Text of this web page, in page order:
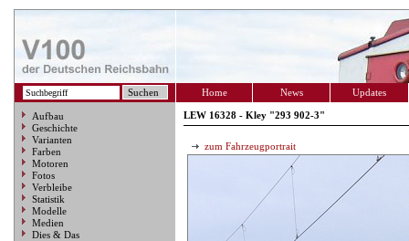
Home News Updates
Aufbau
Geschichte
Varianten
Farben
Motoren
Fotos
Verbleibe
Statistik
Modelle
Medien
Dies & Das
LEW 16328 - Kley "293 902-3"
zum Fahrzeugportrait